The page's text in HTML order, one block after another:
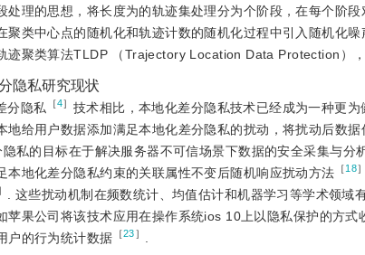
处理的思想，将长度为的轨迹集处理分为个阶段，在每个阶
聚类中心点的随机化和轨迹计数的随机化过程中引入随机化
迹聚类算法TLDP （Trajectory Location Data Protection）
隐私研究现状
分隐私 ［4］ 技术相比，本地化差分隐私技术已经成为一种更
地给用户数据添加满足本地化差分隐私的扰动，将扰动后数
私的目标在于解决服务器不可信场景下数据的安全采集与
本地化差分隐私约束的关联属性不变后随机响应扰动方法 ［18］
. 这些扰动机制在频数统计、均值估计和机器学习等学术领域
苹果公司将该技术应用在操作系统ios 10上以隐私保护的方式
户的行为统计数据 ［23］